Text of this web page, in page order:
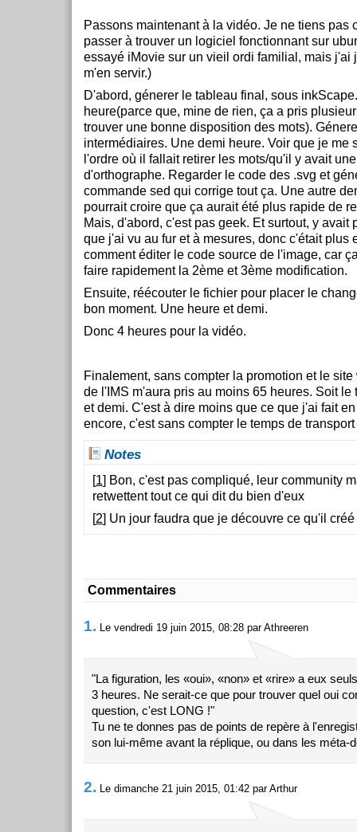
Passons maintenant à la vidéo. Je ne tiens pas
passer à trouver un logiciel fonctionnant sur
essayé iMovie sur un vieil ordi familial, mais j'ai
m'en servir.)
D'abord, génerer le tableau final, sous
heure(parce que, mine de rien, ça a pris
trouver une bonne disposition des mots).
intermédiaires. Une demi heure. Voir que je me
l'ordre où il fallait retirer les mots/qu'il y avait
d'orthographe. Regarder le code des .svg et
commande sed qui corrige tout ça. Une autre
pourrait croire que ça aurait été plus rapide de
Mais, d'abord, c'est pas geek. Et surtout, y avait
que j'ai vu au fur et à mesures, donc c'était plus
comment éditer le code source de l'image, car
faire rapidement la 2ème et 3ème modification.
Ensuite, réécouter le fichier pour placer le
bon moment. Une heure et demi.
Donc 4 heures pour la vidéo.
Finalement, sans compter la promotion et le
de l'IMS m'aura pris au moins 65 heures. Soit le
et demi. C'est à dire moins que ce que j'ai fait
encore, c'est sans compter le temps de transport
Notes
[1] Bon, c'est pas compliqué, leur community
retwettent tout ce qui dit du bien d'eux
[2] Un jour faudra que je découvre ce qu'il créé
Commentaires
1. Le vendredi 19 juin 2015, 08:28 par Athreeren
"La figuration, les «oui», «non» et «rire» a eux
3 heures. Ne serait-ce que pour trouver quel oui
question, c'est LONG !"
Tu ne te donnes pas de points de repère à
son lui-même avant la réplique, ou dans les méta-
2. Le dimanche 21 juin 2015, 01:42 par Arthur